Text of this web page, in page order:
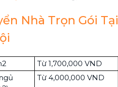
Nhà Trọn Gói Tại
Từ 1,700,000 VND
Từ 4,000,000 VND